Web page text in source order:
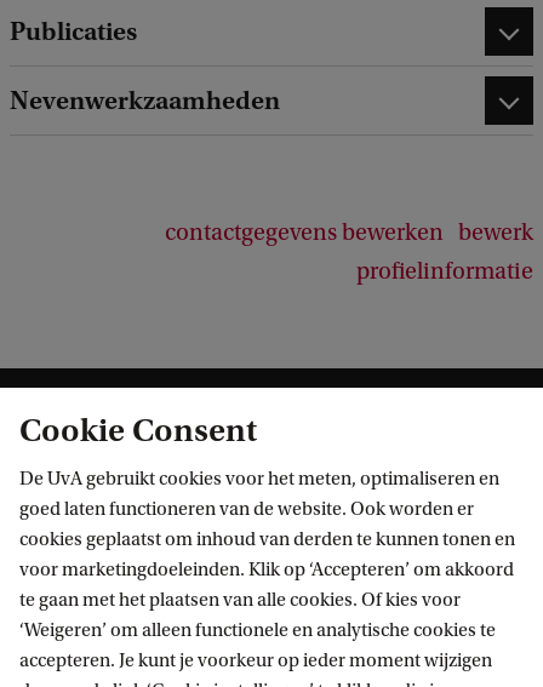
Publicaties
Nevenwerkzaamheden
contactgegevens bewerken bewerk
profielinformatie
Informatie voor
Bachelorstudiekiezers
Masterstudiekiezers
Direct naar
Cookie Consent
De UvA gebruikt cookies voor het meten, optimaliseren en
goed laten functioneren van de website. Ook worden er
cookies geplaatst om inhoud van derden te kunnen tonen en
voor marketingdoeleinden. Klik op ‘Accepteren’ om akkoord
te gaan met het plaatsen van alle cookies. Of kies voor
‘Weigeren’ om alleen functionele en analytische cookies te
accepteren. Je kunt je voorkeur op ieder moment wijzigen